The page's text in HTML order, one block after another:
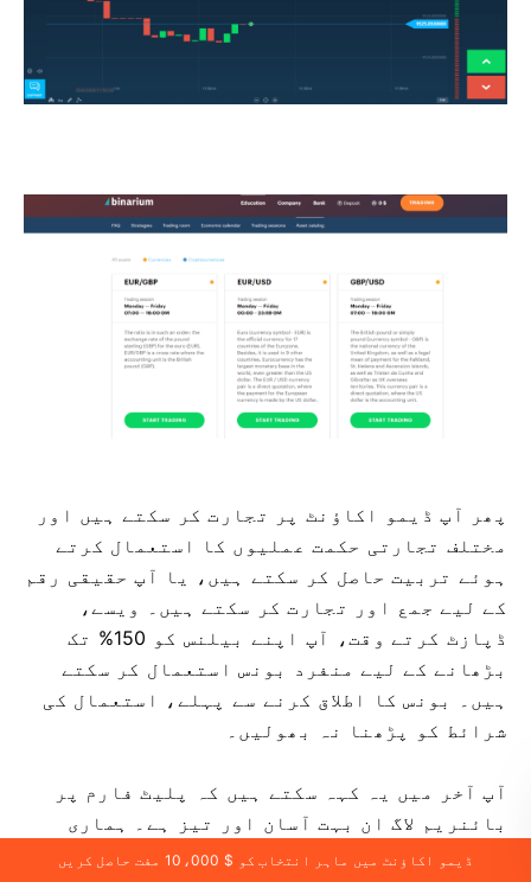
پھر آپ ڈیمو اکاؤنٹ پر تجارت کر سکتے ہیں اور
مختلف تجارتی حکمت عملیوں کا استعمال کرتے
ہوئے تربیت حاصل کر سکتے ہیں، یا آپ حقیقی رقم
کے لیے جمع اور تجارت کر سکتے ہیں۔ ویسے،
ڈپازٹ کرتے وقت، آپ اپنے بیلنس کو 150% تک
بڑھانے کے لیے منفرد بونس استعمال کر سکتے
ہیں۔ بونس کا اطلاق کرنے سے پہلے، استعمال کی
شرائط کو پڑھنا نہ بھولیں۔
آپ آخر میں یہ کہہ سکتے ہیں کہ پلیٹ فارم پر
بائنریم لاگ ان بہت آسان اور تیز ہے۔ ہماری
سائٹ کا استعمال کرتے ہوئے، آپ ہمیشہ پلیٹ
ڈیمو اکاؤنٹ میں ماہر انتخاب کو $ 10،000 مفت حاصل کریں